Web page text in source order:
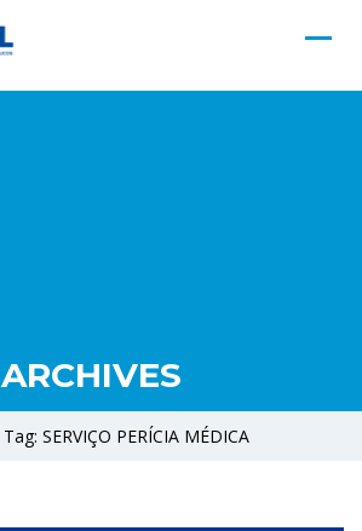
ARCHIVES
Tag: SERVIÇO PERÍCIA MÉDICA